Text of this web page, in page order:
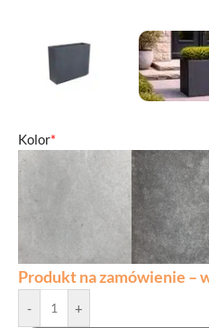
*
Kolor
Produkt na zamówienie –
- +